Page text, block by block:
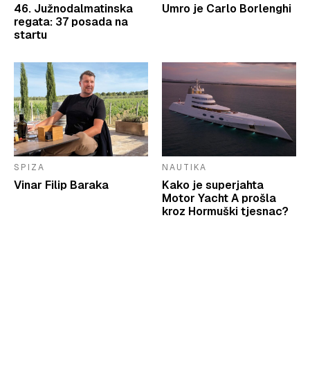
46. Južnodalmatinska
regata: 37 posada na
startu
Umro je Carlo Borlenghi
SPIZA
Vinar Filip Baraka
NAUTIKA
Kako je superjahta
Motor Yacht A prošla
kroz Hormuški tjesnac?